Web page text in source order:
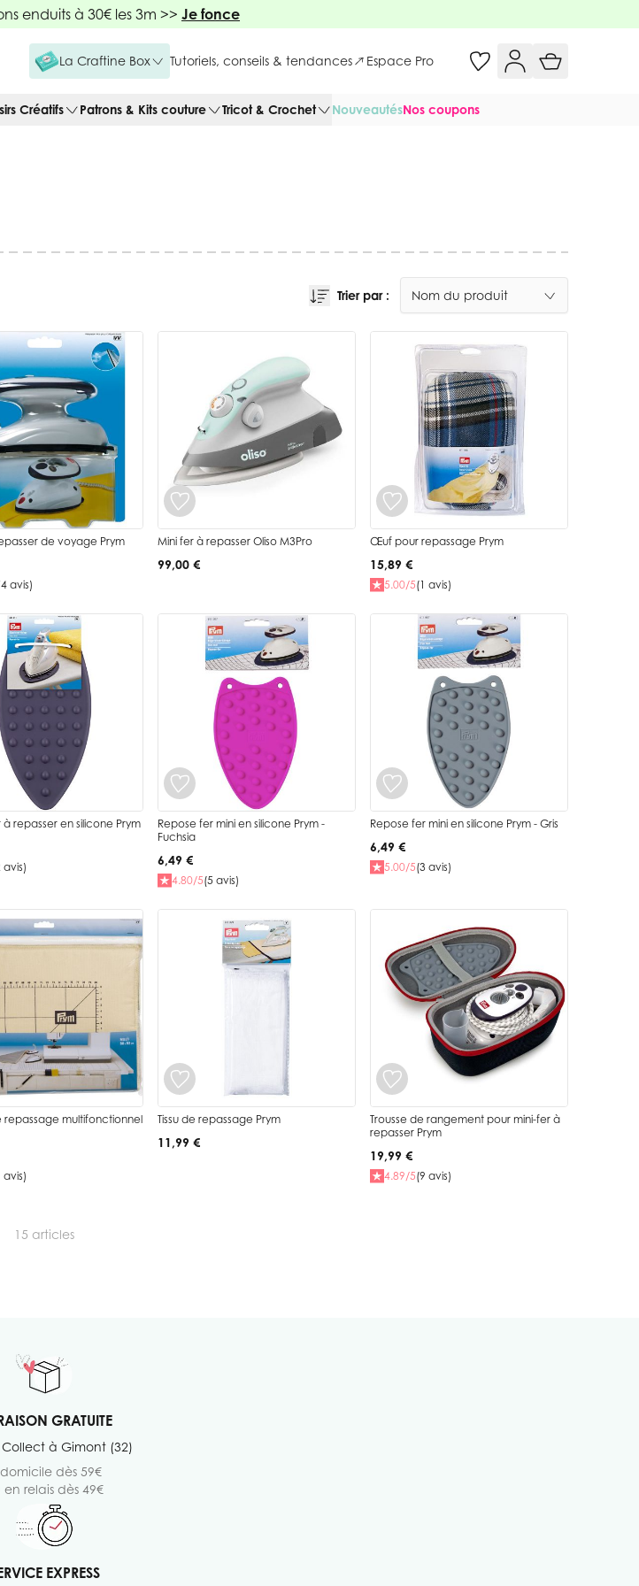
enduits à 30€ les 3m >> Je fonce
La Craftine Box Tutoriels, conseils & tendances Espace Pro
Créatifs Patrons & Kits couture Tricot & Crochet NouveautésNos coupons
Trier par :
de voyage Prym
avis)
Mini fer à repasser Oliso M3Pro
99,00 €
Œuf pour repassage Prym
15,89 €
5.00/5(1 avis)
à repasser en silicone Prym
avis)
Repose fer mini en silicone Prym -
Fuchsia
6,49 €
4.80/5(5 avis)
Repose fer mini en silicone Prym - Gris
6,49 €
5.00/5(3 avis)
repassage multifonctionnel
avis)
Tissu de repassage Prym
11,99 €
Trousse de rangement pour mini-fer à
repasser Prym
19,99 €
4.89/5(9 avis)
15 articles
GRATUITE
à Gimont (32)
dès 59€
en relais dès 49€
EXPRESS